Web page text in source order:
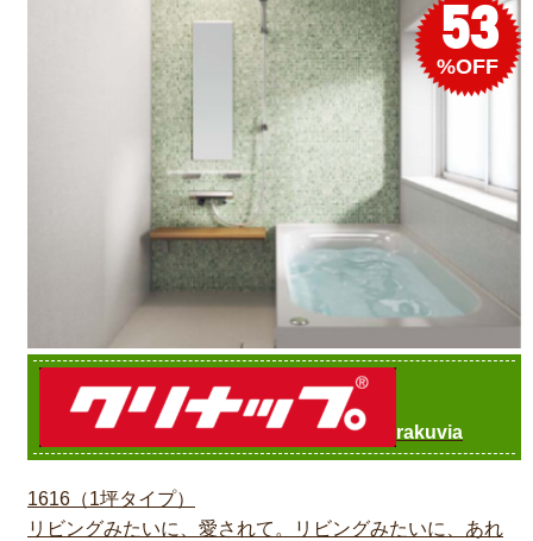
53
%OFF
rakuvia
1616（1坪タイプ）
リビングみたいに、愛されて。リビングみたいに、あれ